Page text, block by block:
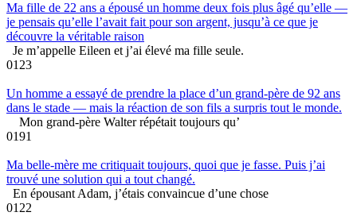
Ma fille de 22 ans a épousé un homme deux fois plus âgé qu’elle —
je pensais qu’elle l’avait fait pour son argent, jusqu’à ce que je
découvre la véritable raison
Je m’appelle Eileen et j’ai élevé ma fille seule.
0123
Un homme a essayé de prendre la place d’un grand-père de 92 ans
dans le stade — mais la réaction de son fils a surpris tout le monde.
Mon grand-père Walter répétait toujours qu’
0191
Ma belle-mère me critiquait toujours, quoi que je fasse. Puis j’ai
trouvé une solution qui a tout changé.
En épousant Adam, j’étais convaincue d’une chose
0122